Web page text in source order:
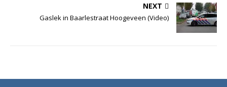
NEXT
Gaslek in Baarlestraat Hoogeveen (Video)